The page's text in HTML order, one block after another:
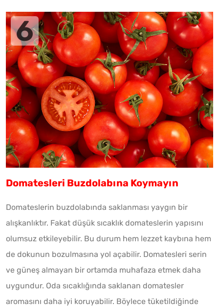
Domatesleri Buzdolabına Koymayın
Domateslerin buzdolabında saklanması yaygın bir
alışkanlıktır. Fakat düşük sıcaklık domateslerin yapısını
olumsuz etkileyebilir. Bu durum hem lezzet kaybına hem
de dokunun bozulmasına yol açabilir. Domatesleri serin
ve güneş almayan bir ortamda muhafaza etmek daha
uygundur. Oda sıcaklığında saklanan domatesler
aromasını daha iyi koruyabilir. Böylece tüketildiğinde